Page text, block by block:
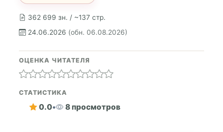
362 699 зн. / ~137 стр.
24.06.2026 (обн. 06.08.2026)
ОЦЕНКА ЧИТАТЕЛЯ
СТАТИСТИКА
0.0• 8 просмотров